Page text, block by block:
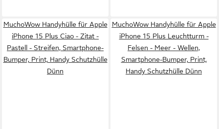
MuchoWow Handyhülle für Apple
iPhone 15 Plus Ciao - Zitat -
Pastell - Streifen, Smartphone-
Bumper, Print, Handy Schutzhülle
Dünn
MuchoWow Handyhülle für Apple
iPhone 15 Plus Leuchtturm -
Felsen - Meer - Wellen,
Smartphone-Bumper, Print,
Handy Schutzhülle Dünn